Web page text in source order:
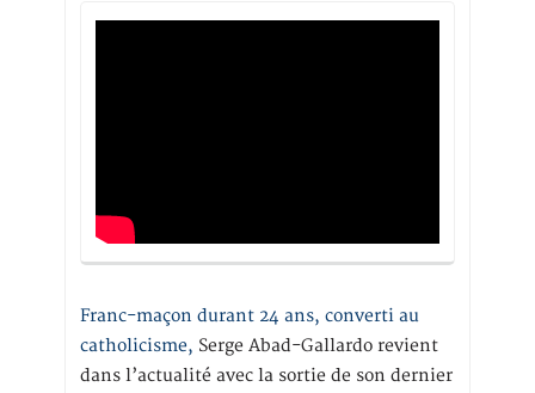
Franc-maçon durant 24 ans, converti au
catholicisme, Serge Abad-Gallardo revient
dans l’actualité avec la sortie de son dernier